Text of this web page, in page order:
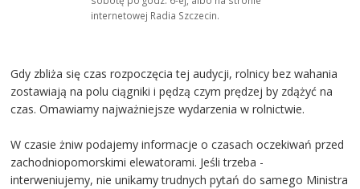
internetowej Radia Szczecin.
Gdy zbliża się czas rozpoczęcia tej audycji, rolnicy bez wahania
zostawiają na polu ciągniki i pędzą czym prędzej by zdążyć na
czas. Omawiamy najważniejsze wydarzenia w rolnictwie.
W czasie żniw podajemy informacje o czasach oczekiwań przed
zachodniopomorskimi elewatorami. Jeśli trzeba -
interweniujemy, nie unikamy trudnych pytań do samego Ministra